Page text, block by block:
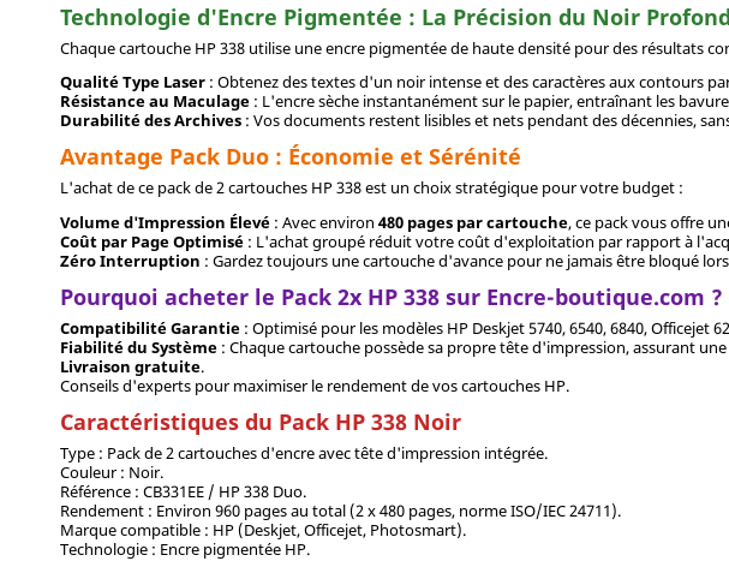
Technologie d'Encre Pigmentée : La Précision du Noir Profond
Chaque cartouche HP 338 utilise une encre pigmentée de haute densité pour des résultats
Qualité Type Laser : Obtenez des textes d'un noir intense et des caractères aux contours
Résistance au Maculage : L'encre sèche instantanément sur le papier, entraînant les
Durabilité des Archives : Vos documents restent lisibles et nets pendant des décennies,
Avantage Pack Duo : Économie et Sérénité
L'achat de ce pack de 2 cartouches HP 338 est un choix stratégique pour votre budget :
Volume d'Impression Élevé : Avec environ480 pages par cartouche, ce pack vous offre
Coût par Page Optimisé : L'achat groupé réduit votre coût d'exploitation par rapport à
Zéro Interruption : Gardez toujours une cartouche d'avance pour ne jamais être bloqué
Pourquoi acheter le Pack 2x HP 338 sur Encre-boutique.com ?
Compatibilité Garantie : Optimisé pour les modèles HP Deskjet 5740, 6540, 6840, Officejet
Fiabilité du Système : Chaque cartouche possède sa propre tête d'impression, assurant
Livraison gratuite.
Conseils d'experts pour maximiser le rendement de vos cartouches HP.
Caractéristiques du Pack HP 338 Noir
Type : Pack de 2 cartouches d'encre avec tête d'impression intégrée.
Couleur : Noir.
Référence : CB331EE / HP 338 Duo.
Rendement : Environ 960 pages au total (2 x 480 pages, norme ISO/IEC 24711).
Marque compatible : HP (Deskjet, Officejet, Photosmart).
Technologie : Encre pigmentée HP.